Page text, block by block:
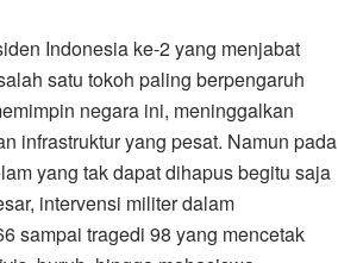
Indonesia ke-2 yang menjabat
satu tokoh paling berpengaruh
negara ini, meninggalkan
infrastruktur yang pesat. Namun pada
yang tak dapat dihapus begitu saja
intervensi militer dalam
sampai tragedi 98 yang mencetak